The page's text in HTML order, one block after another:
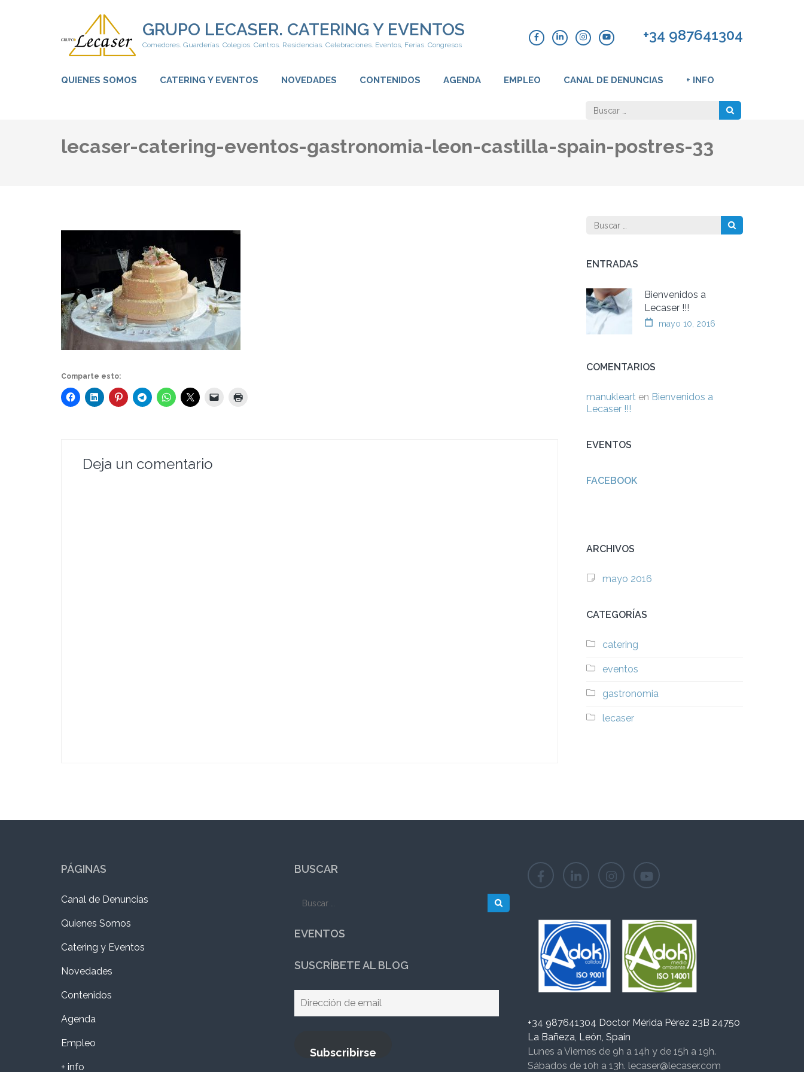
GRUPO LECASER. CATERING Y EVENTOS
Comedores. Guarderías. Colegios. Centros. Residencias. Celebraciones. Eventos, Ferias. Congresos
+34 987641304
QUIENES SOMOS CATERING Y EVENTOS NOVEDADES CONTENIDOS AGENDA EMPLEO CANAL DE DENUNCIAS + INFO
Buscar:
lecaser-catering-eventos-gastronomia-leon-castilla-spain-postres-33
Comparte esto:
Deja un comentario
Buscar:
ENTRADAS
Bienvenidos a
Lecaser !!!
mayo 10, 2016
COMENTARIOS
manuklearten Bienvenidos a
Lecaser !!!
EVENTOS
FACEBOOK
ARCHIVOS
mayo 2016
CATEGORÍAS
catering
eventos
gastronomia
lecaser
PÁGINAS
Canal de Denuncias
Quienes Somos
Catering y Eventos
Novedades
Contenidos
Agenda
Empleo
+ info
BUSCAR
Buscar:
EVENTOS
SUSCRÍBETE AL BLOG
Dirección
Subscribirse
+34 987641304 Doctor Mérida Pérez 23B 24750
La Bañeza, León, Spain
Lunes a Viernes de 9h a 14h y de 15h a 19h.
Sábados de 10h a 13h. lecaser@lecaser.com